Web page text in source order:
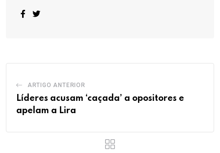
ARTIGO ANTERIOR
Líderes acusam ‘caçada’ a opositores e
apelam a Lira